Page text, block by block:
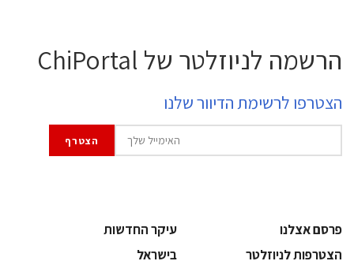
הרשמה לניוזלטר של ChiPortal
הצטרפו לרשימת הדיוור שלנו
פרסם אצלנו
עיקר החדשות
הצטרפות לניוזלטר
בישראל